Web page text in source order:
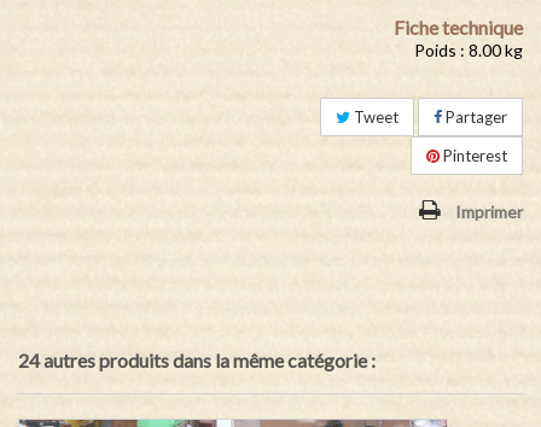
Fiche technique
Poids : 8.00 kg
Tweet
Partager
Pinterest
Imprimer
24 autres produits dans la même catégorie :